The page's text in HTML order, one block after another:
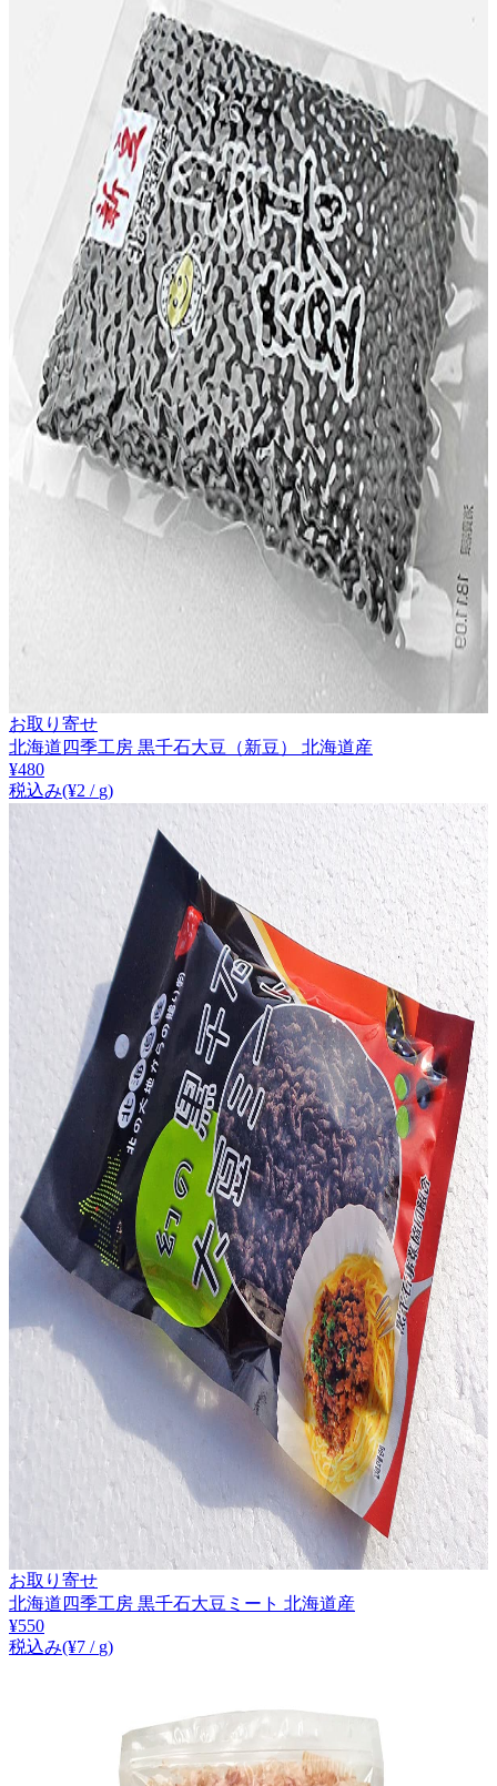
お取り寄せ
北海道四季工房 黒千石大豆（新豆） 北海道産
¥480
税込み(¥2 / g)
お取り寄せ
北海道四季工房 黒千石大豆ミート 北海道産
¥550
税込み(¥7 / g)